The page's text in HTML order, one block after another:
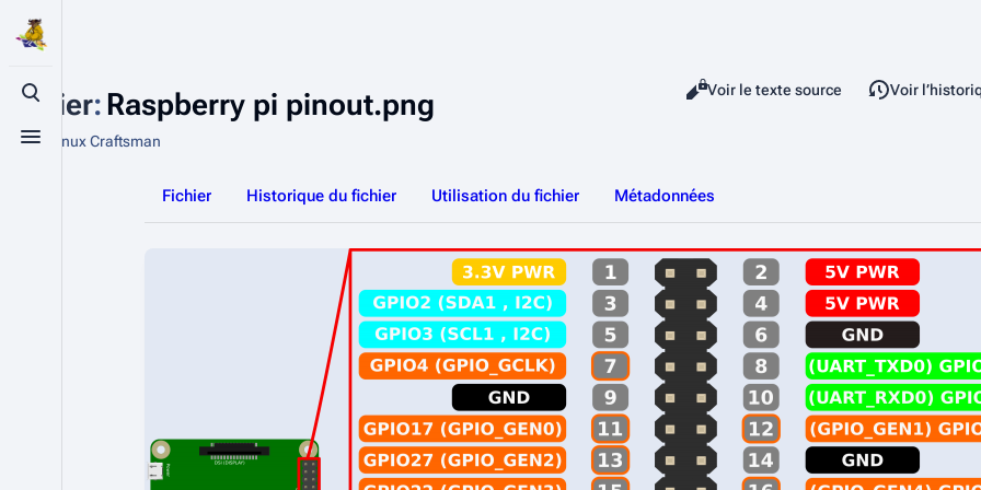
Basculer la recherche
Basculer le menu
Fichier: Raspberry pi pinout.png
De The Linux Craftsman
Affichages
Lire
Voir le texte source Voir
Fichier Historique du fichier Utilisation du fichier Métadonnées